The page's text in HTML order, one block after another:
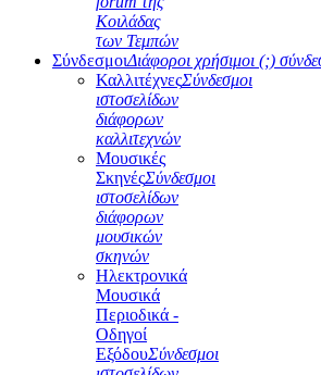
Κοιλάδας
των Τεμπών
ΣύνδεσμοιΔιάφοροι χρήσιμοι (;)
ΚαλλιτέχνεςΣύνδεσμοι
ιστοσελίδων
διάφορων
καλλιτεχνών
Μουσικές
ΣκηνέςΣύνδεσμοι
ιστοσελίδων
διάφορων
μουσικών
σκηνών
Ηλεκτρονικά
Μουσικά
Περιοδικά -
Οδηγοί
ΕξόδουΣύνδεσμοι